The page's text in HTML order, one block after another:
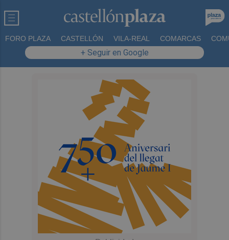
FORO PLAZA CASTELLÓN VILA-REAL COMARCAS
+ Seguir en Google